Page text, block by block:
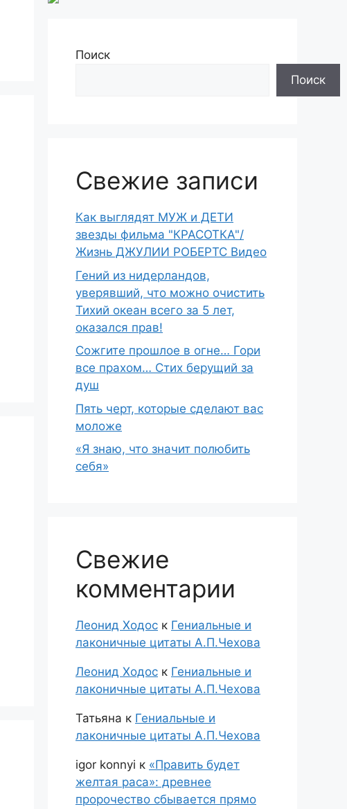
Поиск
Поиск
Свежие записи
Как выглядят МУЖ и ДЕТИ
звезды фильма "КРАСОТКА"/
Жизнь ДЖУЛИИ РОБЕРТС Видео
Гений из нидерландов,
уверявший, что можно очистить
Тихий океан всего за 5 лет,
оказался прав!
Сожгите прошлое в огне… Гори
все прахом… Стих берущий за
душ
Пять черт, которые сделают вас
моложе
«Я знаю, что значит полюбить
себя»
Свежие
комментарии
Леонид Ходос к Гениальные и
лаконичные цитаты А.П.Чехова
Леонид Ходос к Гениальные и
лаконичные цитаты А.П.Чехова
Татьяна к Гениальные и
лаконичные цитаты А.П.Чехова
igor konnyi к «Править будет
желтая раса»: древнее
пророчество сбывается прямо